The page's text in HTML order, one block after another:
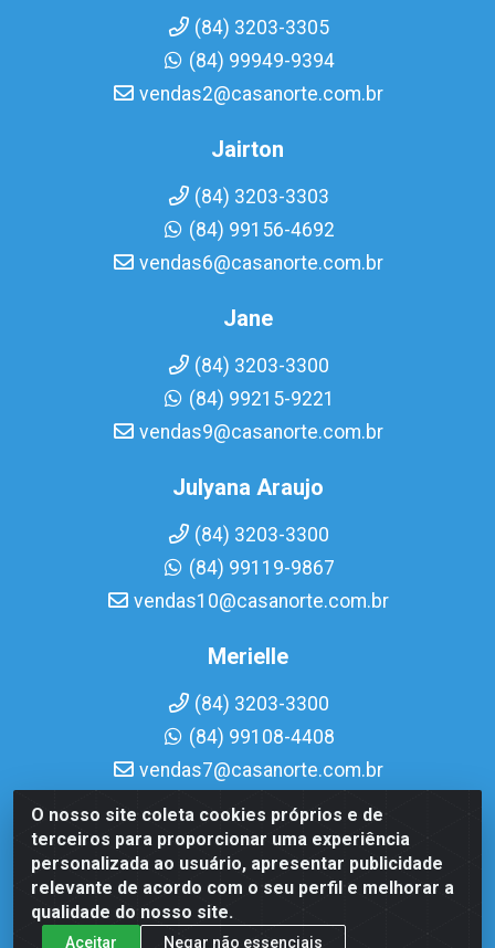
O nosso site coleta cookies próprios e de
terceiros para proporcionar uma experiência
personalizada ao usuário, apresentar publicidade
relevante de acordo com o seu perfil e melhorar a
qualidade do nosso site.
Aceitar Negar não essenciais
(84) 3203-3305
(84) 99949-9394
vendas2@casanorte.com.br
Jairton
(84) 3203-3303
(84) 99156-4692
vendas6@casanorte.com.br
Jane
(84) 3203-3300
(84) 99215-9221
vendas9@casanorte.com.br
Julyana Araujo
(84) 3203-3300
(84) 99119-9867
vendas10@casanorte.com.br
Merielle
(84) 3203-3300
(84) 99108-4408
vendas7@casanorte.com.br
Casa Norte LTDA - Av. Interventor Mário Câmara, 1815 -
Dix-Sept Rosado, Natal/RN - CEP 59054-600 - CNPJ
08.713.513/0001-51